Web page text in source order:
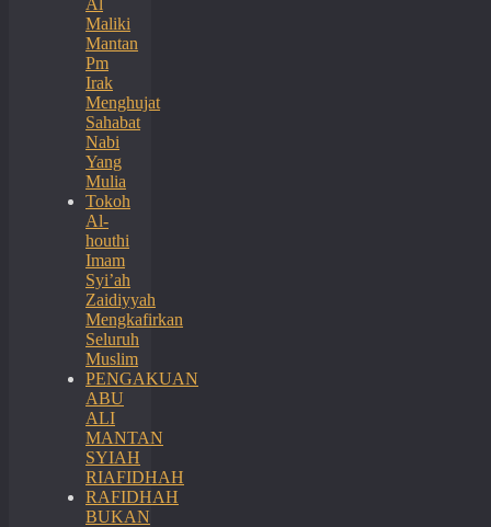
Al
Maliki
Mantan
Pm
Irak
Menghujat
Sahabat
Nabi
Yang
Mulia
Tokoh
Al-
houthi
Imam
Syi’ah
Zaidiyyah
Mengkafirkan
Seluruh
Muslim
PENGAKUAN
ABU
ALI
MANTAN
SYIAH
RIAFIDHAH
RAFIDHAH
BUKAN